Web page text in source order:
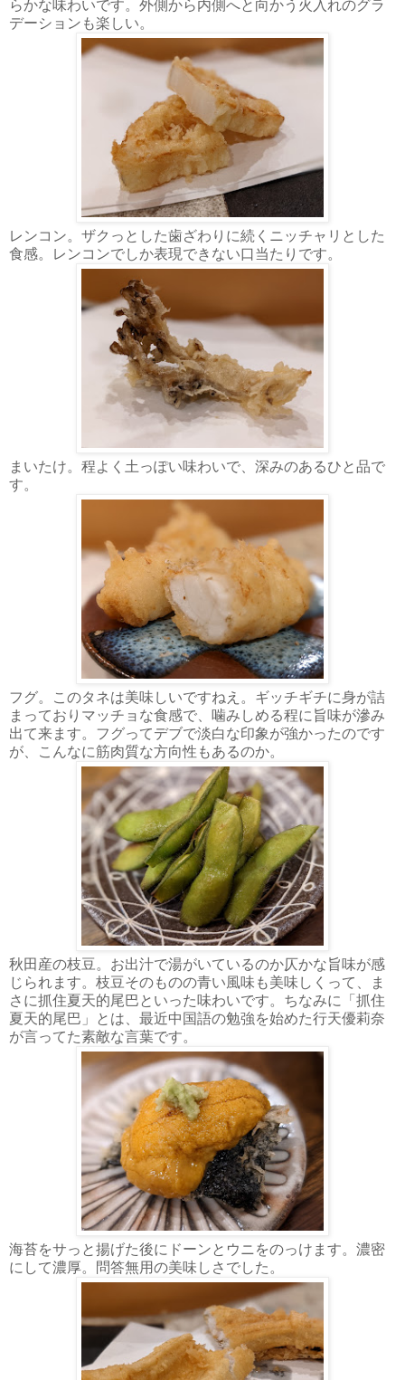
らかな味わいです。外側から内側へと向かう火入れのグラ
デーションも楽しい。
レンコン。ザクっとした歯ざわりに続くニッチャリとした
食感。レンコンでしか表現できない口当たりです。
まいたけ。程よく土っぽい味わいで、深みのあるひと品で
す。
フグ。このタネは美味しいですねえ。ギッチギチに身が詰
まっておりマッチョな食感で、噛みしめる程に旨味が滲み
出て来ます。フグってデブで淡白な印象が強かったのです
が、こんなに筋肉質な方向性もあるのか。
秋田産の枝豆。お出汁で湯がいているのか仄かな旨味が感
じられます。枝豆そのものの青い風味も美味しくって、ま
さに抓住夏天的尾巴といった味わいです。ちなみに「抓住
夏天的尾巴」とは、最近中国語の勉強を始めた行天優莉奈
が言ってた素敵な言葉です。
海苔をサっと揚げた後にドーンとウニをのっけます。濃密
にして濃厚。問答無用の美味しさでした。